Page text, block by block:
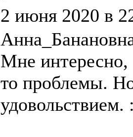
2 июня 2020 в
Мне интересно,
то проблемы.
удовольствием.